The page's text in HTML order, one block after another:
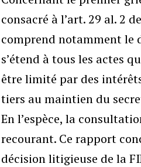
consacré à l’art. 29 al. 2
comprend notamment le
s’étend à tous les actes
être limité par des
tiers au maintien du
En l’espèce, la
recourant. Ce rapport
décision litigieuse de la